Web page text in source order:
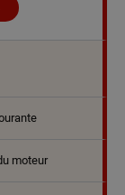
moteur